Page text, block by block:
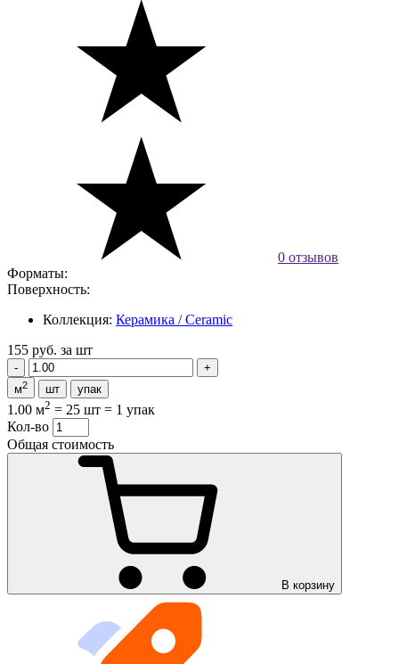
0 отзывов
Форматы:
Поверхность:
Коллекция: Керамика / Ceramic
155 руб. за шт
м2 шт упак
1.00 м2 = 25 шт = 1 упак
Кол-во
Общая стоимость
В корзину